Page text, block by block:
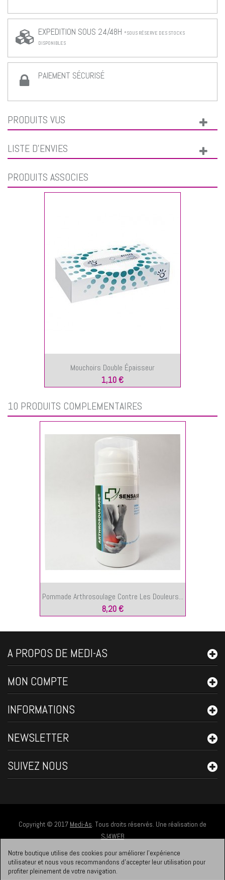
EXPEDITION SOUS 24/48H *SOUS RÉSERVE DES STOCKS
DISPONIBLES
PAIEMENT SÉCURISÉ
PRODUITS VUS
LISTE D'ENVIES
PRODUITS ASSOCIÉS
Mouchoirs Double Épaisseur
1,10 €
10 PRODUITS COMPLÉMENTAIRES
Pommade Arthrosoulage Contre Les Douleurs...
8,20 €
A PROPOS DE MEDI-AS
MON COMPTE
INFORMATIONS
NEWSLETTER
SUIVEZ NOUS
Copyright © 2017 Medi-As. Tous droits réservés. Une réalisation de
SJ4WEB
Notre boutique utilise des cookies pour améliorer l'expérience
utilisateur et nous vous recommandons d'accepter leur utilisation pour
profiter pleinement de votre navigation.